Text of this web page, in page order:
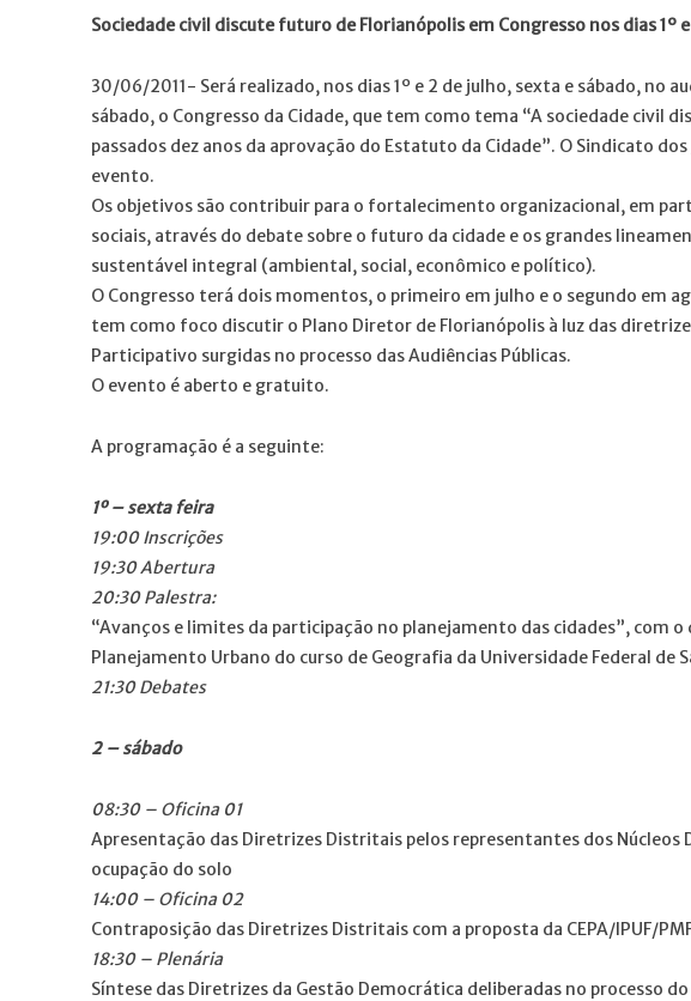
Sociedade civil discute futuro de Florianópolis em Congresso nos dias 1º
30/06/2011- Será realizado, nos dias 1º e 2 de julho, sexta e sábado, no
sábado, o Congresso da Cidade, que tem como tema “A sociedade civil
passados dez anos da aprovação do Estatuto da Cidade”. O Sindicato
evento.
Os objetivos são contribuir para o fortalecimento organizacional, em
sociais, através do debate sobre o futuro da cidade e os grandes
sustentável integral (ambiental, social, econômico e político).
O Congresso terá dois momentos, o primeiro em julho e o segundo em
tem como foco discutir o Plano Diretor de Florianópolis à luz das
Participativo surgidas no processo das Audiências Públicas.
O evento é aberto e gratuito.
A programação é a seguinte:
1º – sexta feira
19:00 Inscrições
19:30 Abertura
20:30 Palestra:
“Avanços e limites da participação no planejamento das cidades”, com
Planejamento Urbano do curso de Geografia da Universidade Federal de
21:30 Debates
2 – sábado
08:30 – Oficina 01
Apresentação das Diretrizes Distritais pelos representantes dos Núcleos
ocupação do solo
14:00 – Oficina 02
Contraposição das Diretrizes Distritais com a proposta da CEPA/IPUF/
18:30 – Plenária
Síntese das Diretrizes da Gestão Democrática deliberadas no processo